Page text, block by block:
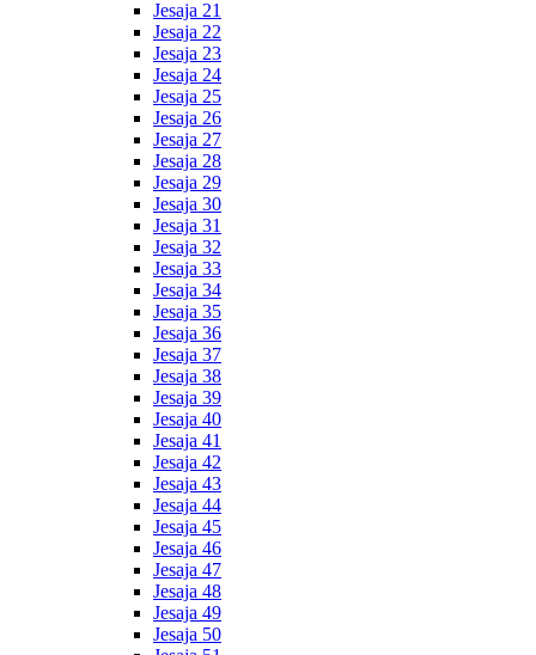
Jesaja 21
Jesaja 22
Jesaja 23
Jesaja 24
Jesaja 25
Jesaja 26
Jesaja 27
Jesaja 28
Jesaja 29
Jesaja 30
Jesaja 31
Jesaja 32
Jesaja 33
Jesaja 34
Jesaja 35
Jesaja 36
Jesaja 37
Jesaja 38
Jesaja 39
Jesaja 40
Jesaja 41
Jesaja 42
Jesaja 43
Jesaja 44
Jesaja 45
Jesaja 46
Jesaja 47
Jesaja 48
Jesaja 49
Jesaja 50